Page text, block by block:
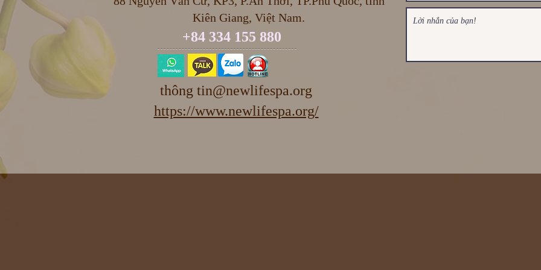
Kiên Giang, Việt Nam.
+84 334 155 880
thông tin@newlifespa.org
https://www.newlifespa.org/